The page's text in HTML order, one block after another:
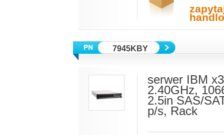
7945KBY
serwer IBM
2.40GHz,
2.5in SAS/
p/s, Rack